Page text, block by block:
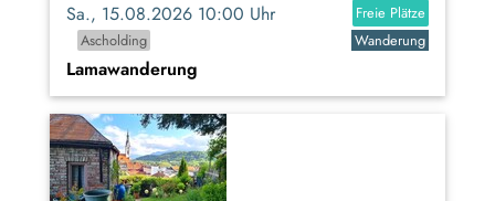
Sa., 15.08.2026 10:00 Uhr
Freie Plätze
Ascholding
Wanderung
Lamawanderung